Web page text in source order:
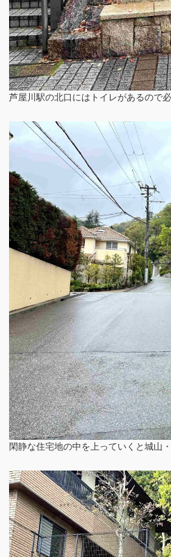
芦屋川駅の北口にはトイレがあるので
閑静な住宅地の中を上っていくと城山